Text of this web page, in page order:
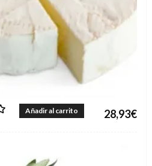
28,93€
Añadir al carrito